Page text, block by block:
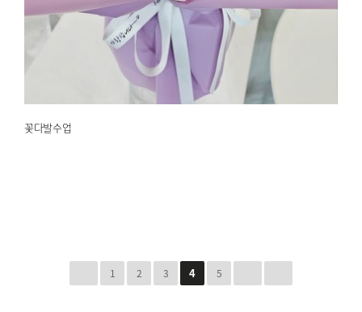
꽃다발수업
2025.01.27해운대한국문화센터
꽃다발수업
1 2 3 4 5